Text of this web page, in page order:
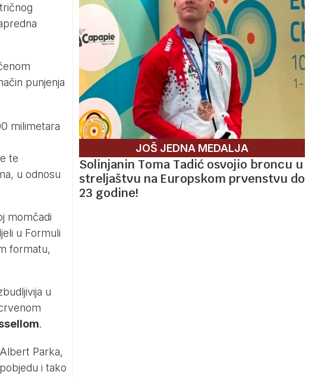
punjenja
milimetara
te
u odnosu
momčadi
u Formuli
formatu,
u
.
Parka,
i tako
JOŠ JEDNA MEDALJA
Solinjanin Toma Tadić osvojio broncu u
streljaštvu na Europskom prvenstvu do
23 godine!